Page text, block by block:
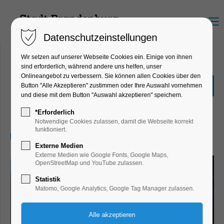
Menu
Just Rap – 90s Hip-Hop
Party
Party, Feiern, Fest
Datenschutzeinstellungen
Wir setzen auf unserer Webseite Cookies ein. Einige von ihnen
sind erforderlich, während andere uns helfen, unser
Onlineangebot zu verbessern. Sie können allen Cookies über den
Button "Alle Akzeptieren" zustimmen oder Ihre Auswahl vornehmen
und diese mit dem Button "Auswahl akzeptieren" speichern.
*Erforderlich
Notwendige Cookies zulassen, damit die Webseite korrekt
funktioniert.
Externe Medien
Externe Medien wie Google Fonts, Google Maps,
OpenStreetMap und YouTube zulassen.
Statistik
Matomo, Google Analytics, Google Tag Manager zulassen.